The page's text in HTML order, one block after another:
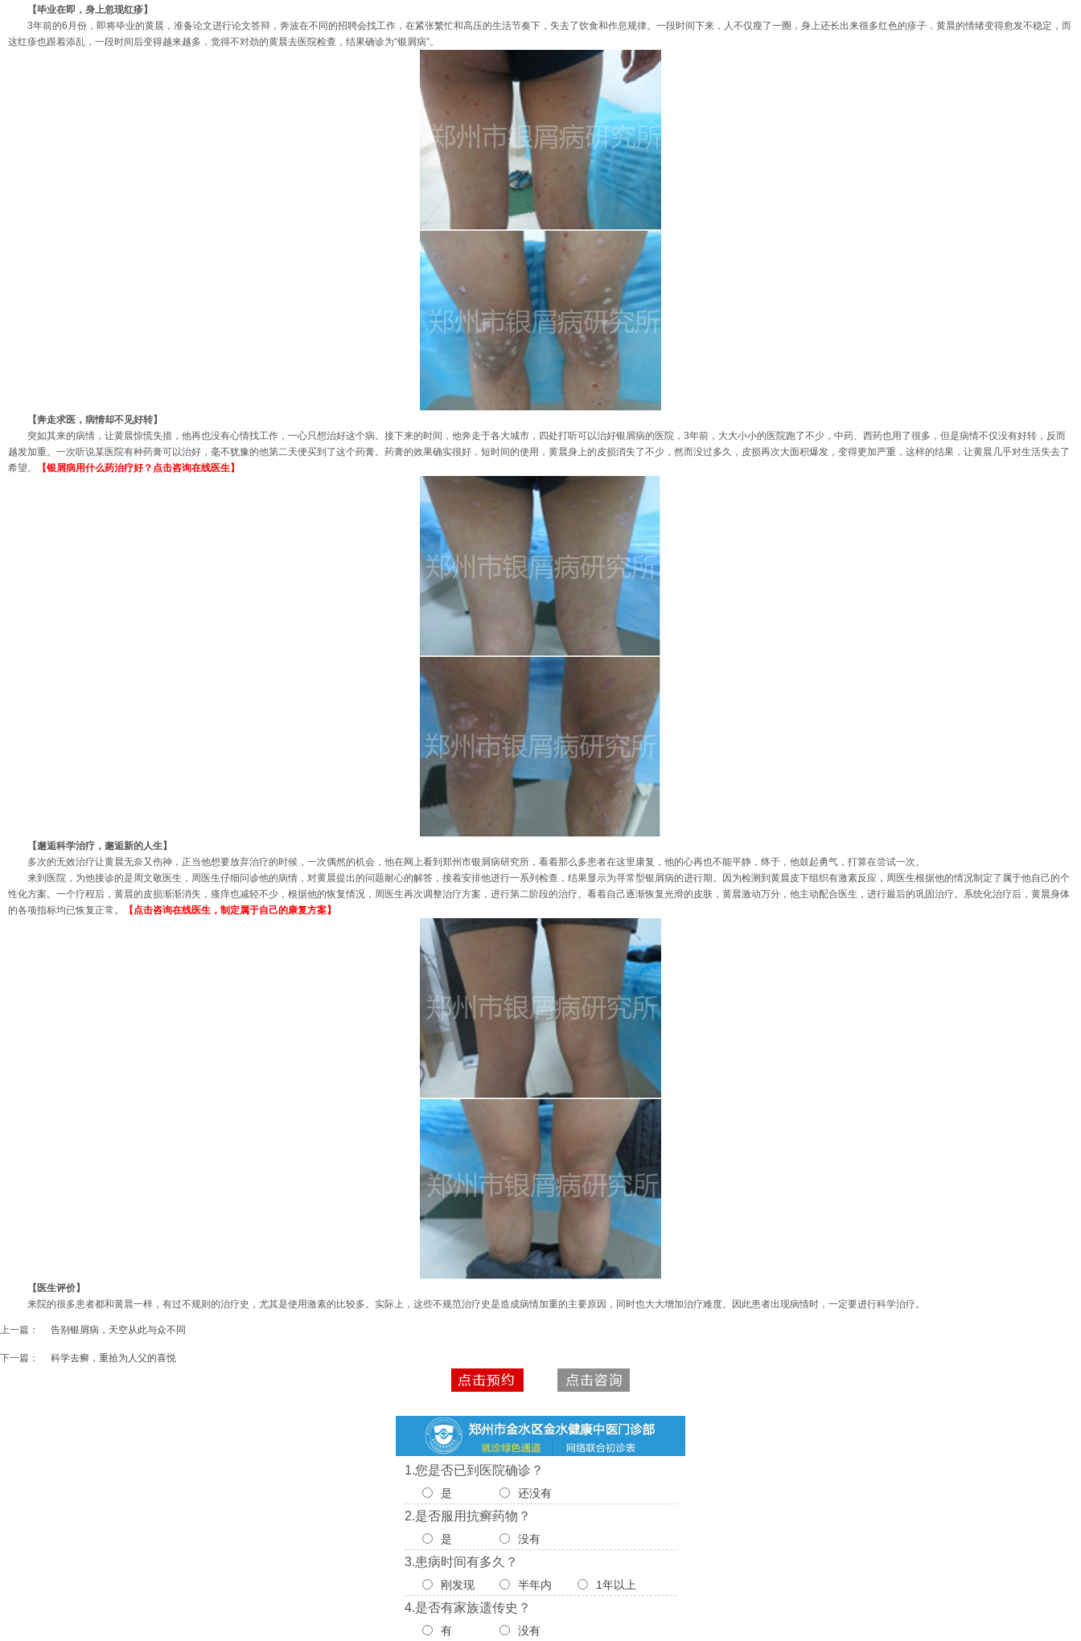
【毕业在即，身上忽现红疹】
3年前的6月份，即将毕业的黄晨，准备论文进行论文答辩，奔波在不同的招聘会找工作，在紧张繁忙和高压的生活节奏下，失去了饮食和作息规律。一段时间下来，人不仅瘦了一圈，身上还长出来很多红色的疹子，黄晨的情绪变得愈发不稳定，而
这红疹也跟着添乱，一段时间后变得越来越多，觉得不对劲的黄晨去医院检查，结果确诊为“银屑病”。
【奔走求医，病情却不见好转】
突如其来的病情，让黄晨惊慌失措，他再也没有心情找工作，一心只想治好这个病。接下来的时间，他奔走于各大城市，四处打听可以治好银屑病的医院，3年前，大大小小的医院跑了不少，中药、西药也用了很多，但是病情不仅没有好转，反而
越发加重。一次听说某医院有种药膏可以治好，毫不犹豫的他第二天便买到了这个药膏。药膏的效果确实很好，短时间的使用，黄晨身上的皮损消失了不少，然而没过多久，皮损再次大面积爆发，变得更加严重，这样的结果，让黄晨几乎对生活失去了
希望。
【银屑病用什么药治疗好？点击咨询在线医生】
【邂逅科学治疗，邂逅新的人生】
多次的无效治疗让黄晨无奈又伤神，正当他想要放弃治疗的时候，一次偶然的机会，他在网上看到郑州市银屑病研究所，看着那么多患者在这里康复，他的心再也不能平静，终于，他鼓起勇气，打算在尝试一次。
来到医院，为他接诊的是周文敬医生，周医生仔细问诊他的病情，对黄晨提出的问题耐心的解答，接着安排他进行一系列检查，结果显示为寻常型银屑病的进行期。因为检测到黄晨皮下组织有激素反应，周医生根据他的情况制定了属于他自己的个
性化方案。一个疗程后，黄晨的皮损渐渐消失，瘙痒也减轻不少，根据他的恢复情况，周医生再次调整治疗方案，进行第二阶段的治疗。看着自己逐渐恢复光滑的皮肤，黄晨激动万分，他主动配合医生，进行最后的巩固治疗。系统化治疗后，黄晨身体
的各项指标均已恢复正常。
【点击咨询在线医生，制定属于自己的康复方案】
【医生评价】
来院的很多患者都和黄晨一样，有过不规则的治疗史，尤其是使用激素的比较多。实际上，这些不规范治疗史是造成病情加重的主要原因，同时也大大增加治疗难度。因此患者出现病情时，一定要进行科学治疗。
上一篇： 告别银屑病，天空从此与众不同
下一篇： 科学去癣，重拾为人父的喜悦
1.您是否已到医院确诊？
是 还没有
2.是否服用抗癣药物？
是 没有
3.患病时间有多久？
刚发现 半年内 1年以上
4.是否有家族遗传史？
有 没有